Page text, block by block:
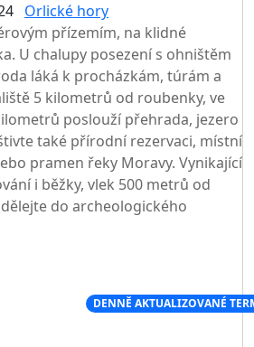
Orlické hory
přízemím, na klidné
U chalupy posezení s ohništěm
láká k procházkám, túrám a
5 kilometrů od roubenky, ve
poslouží přehrada, jezero
také přírodní rezervaci, místní
pramen řeky Moravy. Vynikající
i běžky, vlek 500 metrů od
do archeologického
DENNĚ AKTUALIZOVANÉ